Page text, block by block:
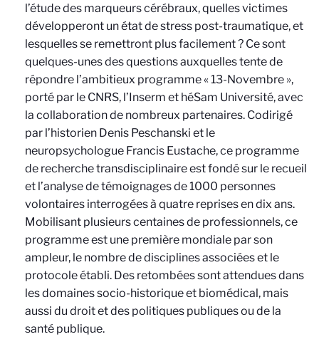
l’étude des marqueurs cérébraux, quelles victimes
développeront un état de stress post-traumatique, et
lesquelles se remettront plus facilement ? Ce sont
quelques-unes des questions auxquelles tente de
répondre l’ambitieux programme « 13-Novembre »,
porté par le CNRS, l’Inserm et héSam Université, avec
la collaboration de nombreux partenaires. Codirigé
par l’historien Denis Peschanski et le
neuropsychologue Francis Eustache, ce programme
de recherche transdisciplinaire est fondé sur le recueil
et l’analyse de témoignages de 1000 personnes
volontaires interrogées à quatre reprises en dix ans.
Mobilisant plusieurs centaines de professionnels, ce
programme est une première mondiale par son
ampleur, le nombre de disciplines associées et le
protocole établi. Des retombées sont attendues dans
les domaines socio-historique et biomédical, mais
aussi du droit et des politiques publiques ou de la
santé publique.